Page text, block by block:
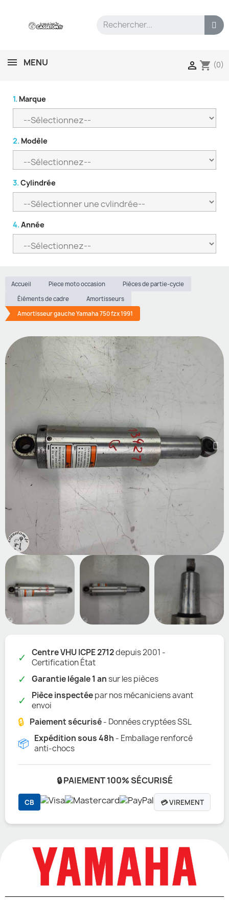
MENU  shopping_cart (0)
1. Marque
2. Modèle
3. Cylindrée
4. Année
Accueil Piece moto occasion
Pièces de partie-cycle
Éléments de cadre
Amortisseurs
Amortisseur gauche Yamaha 750 fzx 1991
✓ Centre VHU ICPE 2712depuis 2001 -
Certification État
✓ Garantie légale 1 ansur les pièces
✓ Pièce inspectéepar nos mécaniciens avant
envoi
🔒 Paiement sécurisé- Données cryptées SSL
📦 Expédition sous 48h - Emballage renforcé
anti-chocs
🔒 PAIEMENT 100% SÉCURISÉ
CB 💳 VIREMENT